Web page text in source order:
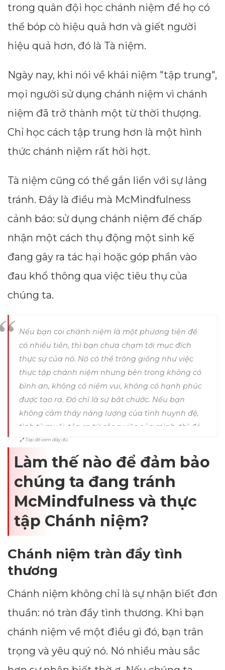
trong quân đội học chánh niệm để họ có
thể bóp cò hiệu quả hơn và giết người
hiệu quả hơn, đó là Tà niệm.
Ngày nay, khi nói về khái niệm "tập trung",
mọi người sử dụng chánh niệm vì chánh
niệm đã trở thành một từ thời thượng.
Chỉ học cách tập trung hơn là một hình
thức chánh niệm rất hời hợt.
Tà niệm cũng có thể gắn liền với sự lảng
tránh. Đây là điều mà McMindfulness
cảnh báo: sử dụng chánh niệm để chấp
nhận một cách thụ động một sinh kế
đang gây ra tác hại hoặc góp phần vào
đau khổ thông qua việc tiêu thụ của
chúng ta.
Nếu bạn coi chánh niệm là một phương tiện để
có nhiều tiền, thì bạn chưa chạm tới mục đích
thực sự của nó. Nó có thể trông giống như việc
thực tập chánh niệm nhưng bên trong không có
bình an, không có niềm vui, không có hạnh phúc
được tạo ra. Đó chỉ là sự bắt chước. Nếu bạn
không cảm thấy năng lượng của tình huynh đệ,
tình tỷ muội, tỏa ra từ công việc của mình, thì đó
không phải là chánh niệm. -
Hạnh
Tap để xem đầy đủ
Làm thế nào để đảm bảo
chúng ta đang tránh
McMindfulness và thực
tập Chánh niệm?
Chánh niệm tràn đầy tình
thương
Chánh niệm không chỉ là sự nhận biết đơn
thuần: nó tràn đầy tình thương. Khi bạn
chánh niệm về một điều gì đó, bạn trân
trọng và yêu quý nó. Nó nhiều màu sắc